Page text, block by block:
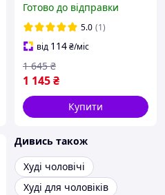
Хакі костюми модні весна
осінь
Готово до відправки
5.0 (1)
від 114₴/міс
1 145₴
1 645 ₴
Купити
Дивись також
Худі чоловічі
Худі для чоловіків